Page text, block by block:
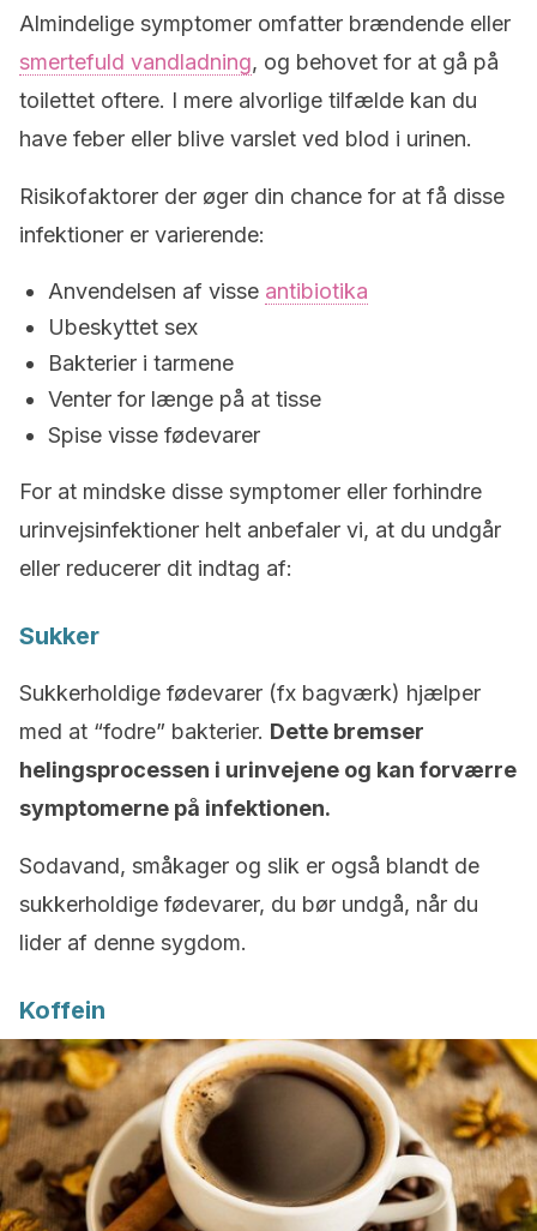
Almindelige symptomer omfatter brændende eller
smertefuld vandladning, og behovet for at gå på
toilettet oftere. I mere alvorlige tilfælde kan du
have feber eller blive varslet ved blod i urinen.
Risikofaktorer der øger din chance for at få disse
infektioner er varierende:
Anvendelsen af visse antibiotika
Ubeskyttet sex
Bakterier i tarmene
Venter for længe på at tisse
Spise visse fødevarer
For at mindske disse symptomer eller forhindre
urinvejsinfektioner helt anbefaler vi, at du undgår
eller reducerer dit indtag af:
Sukker
Sukkerholdige fødevarer (fx bagværk) hjælper
med at “fodre” bakterier. Dette bremser
helingsprocessen i urinvejene og kan forværre
symptomerne på infektionen.
Sodavand, småkager og slik er også blandt de
sukkerholdige fødevarer, du bør undgå, når du
lider af denne sygdom.
Koffein